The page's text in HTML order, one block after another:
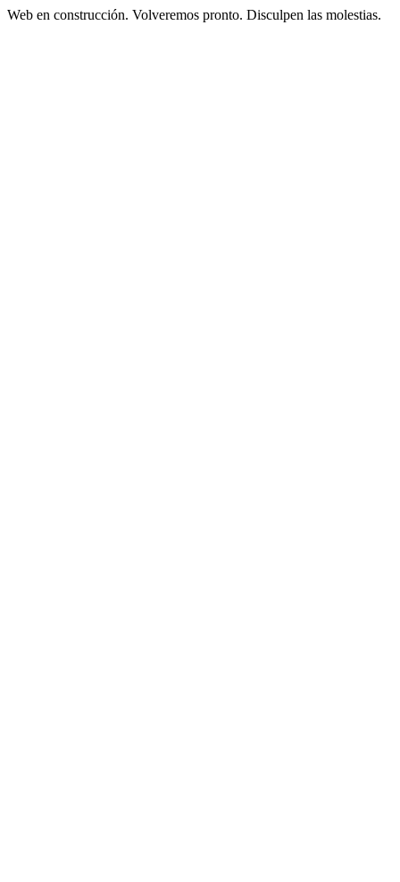
Web en construcción. Volveremos pronto. Disculpen las molestias.